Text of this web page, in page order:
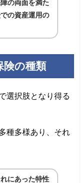
の両面を満た
の資産運用の
険の種類
選択肢となり得る
種多様あり、それ
にあった特性